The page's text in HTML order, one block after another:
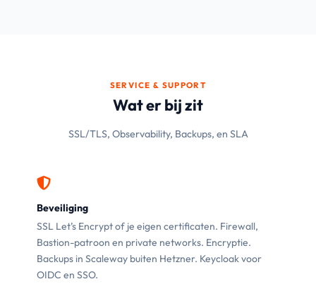
SERVICE & SUPPORT
Wat er bij zit
SSL/TLS, Observability, Backups, en SLA
Beveiliging
SSL Let’s Encrypt of je eigen certificaten. Firewall,
Bastion-patroon en private networks. Encryptie.
Backups in Scaleway buiten Hetzner. Keycloak voor
OIDC en SSO.